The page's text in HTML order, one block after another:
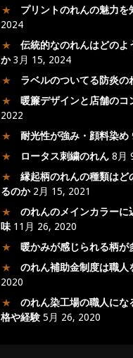
プリントのれんの魅力を
2024
伝統的なのれんはどのよ
か 3月 15, 2024
ラベルのついてる防炎の
暖簾デザインと店舗のコ
2022
耐光性が強み・顔料染め
ロータス刺繍のれん 8月
縁起柄のれんの種類はど
るのか 2月 15, 2021
のれんのメインカラーに
味 11月 26, 2020
暖かみが感じられる柄が
のれん補助金制度は職人
2020
のれん染工場の職人にな
格や経験 5月 26, 2020